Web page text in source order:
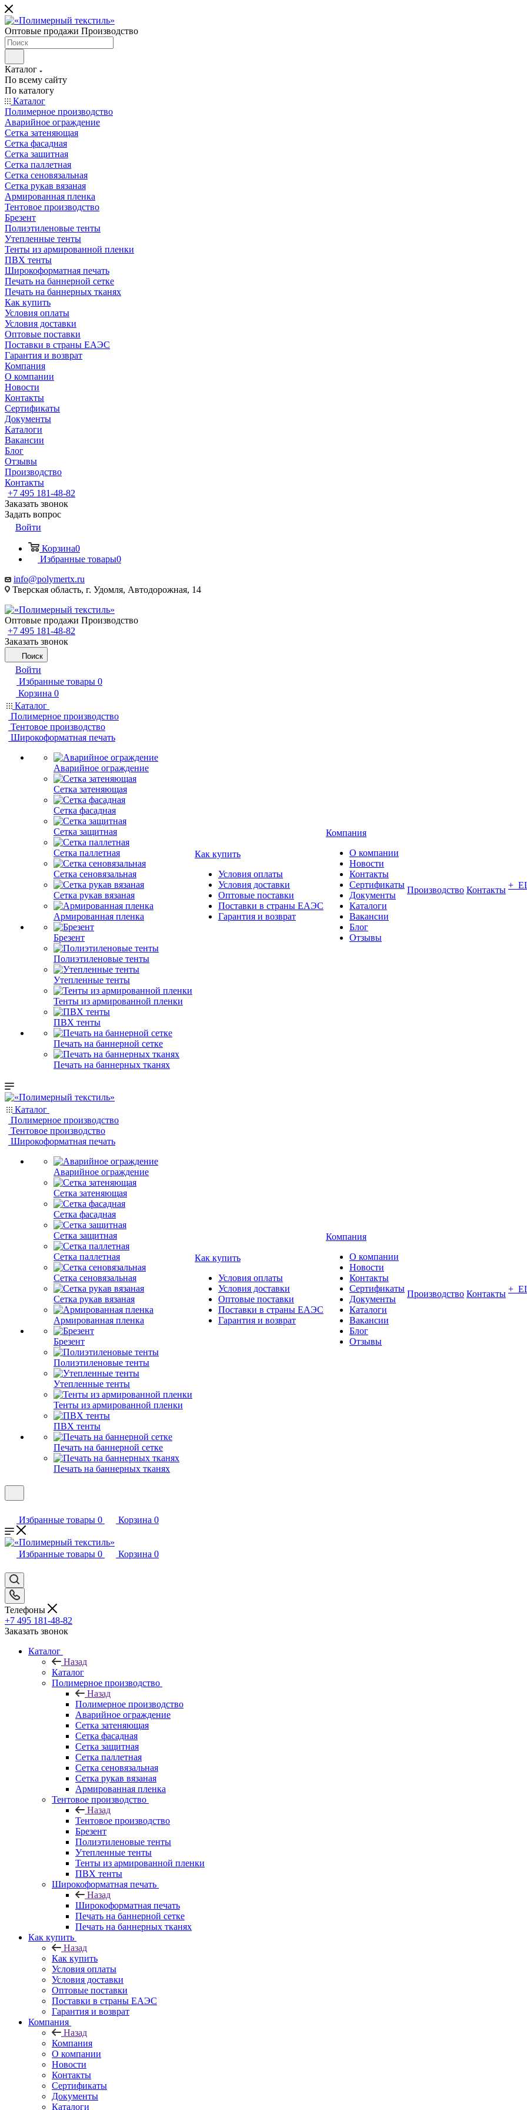
Оптовые продажи Производство
Каталог
По всему сайту
По каталогу
Каталог
Полимерное производство
Аварийное ограждение
Сетка затеняющая
Сетка фасадная
Сетка защитная
Сетка паллетная
Сетка сеновязальная
Сетка рукав вязаная
Армированная пленка
Тентовое производство
Брезент
Полиэтиленовые тенты
Утепленные тенты
Тенты из армированной пленки
ПВХ тенты
Широкоформатная печать
Печать на баннерной сетке
Печать на баннерных тканях
Как купить
Условия оплаты
Условия доставки
Оптовые поставки
Поставки в страны ЕАЭС
Гарантия и возврат
Компания
О компании
Новости
Контакты
Сертификаты
Документы
Каталоги
Вакансии
Блог
Отзывы
Производство
Контакты
+7 495 181-48-82
Заказать звонок
Задать вопрос
Войти
Корзина0
Избранные товары0
info@polymertx.ru
Тверская область, г. Удомля, Автодорожная, 14
Оптовые продажи Производство
+7 495 181-48-82
Заказать звонок
Поиск
Войти
Избранные товары 0
Корзина 0
Каталог
Полимерное производство
Тентовое производство
Широкоформатная печать
Аварийное ограждение
Сетка затеняющая
Сетка фасадная
Сетка защитная
Сетка паллетная
Сетка сеновязальная
Сетка рукав вязаная
Армированная пленка
Брезент
Полиэтиленовые тенты
Утепленные тенты
Тенты из армированной пленки
ПВХ тенты
Печать на баннерной сетке
Печать на баннерных тканях
Как купить
Условия оплаты
Условия доставки
Оптовые поставки
Поставки в страны ЕАЭС
Гарантия и возврат
Компания
О компании
Новости
Контакты
Сертификаты
Документы
Каталоги
Вакансии
Блог
Отзывы
Производство Контакты +
Каталог
Полимерное производство
Тентовое производство
Широкоформатная печать
Аварийное ограждение
Сетка затеняющая
Сетка фасадная
Сетка защитная
Сетка паллетная
Сетка сеновязальная
Сетка рукав вязаная
Армированная пленка
Брезент
Полиэтиленовые тенты
Утепленные тенты
Тенты из армированной пленки
ПВХ тенты
Печать на баннерной сетке
Печать на баннерных тканях
Как купить
Условия оплаты
Условия доставки
Оптовые поставки
Поставки в страны ЕАЭС
Гарантия и возврат
Компания
О компании
Новости
Контакты
Сертификаты
Документы
Каталоги
Вакансии
Блог
Отзывы
Производство Контакты +
Избранные товары 0 Корзина 0
Избранные товары 0 Корзина 0
Телефоны
+7 495 181-48-82
Заказать звонок
Каталог
Назад
Каталог
Полимерное производство
Назад
Полимерное производство
Аварийное ограждение
Сетка затеняющая
Сетка фасадная
Сетка защитная
Сетка паллетная
Сетка сеновязальная
Сетка рукав вязаная
Армированная пленка
Тентовое производство
Назад
Тентовое производство
Брезент
Полиэтиленовые тенты
Утепленные тенты
Тенты из армированной пленки
ПВХ тенты
Широкоформатная печать
Назад
Широкоформатная печать
Печать на баннерной сетке
Печать на баннерных тканях
Как купить
Назад
Как купить
Условия оплаты
Условия доставки
Оптовые поставки
Поставки в страны ЕАЭС
Гарантия и возврат
Компания
Назад
Компания
О компании
Новости
Контакты
Сертификаты
Документы
Каталоги